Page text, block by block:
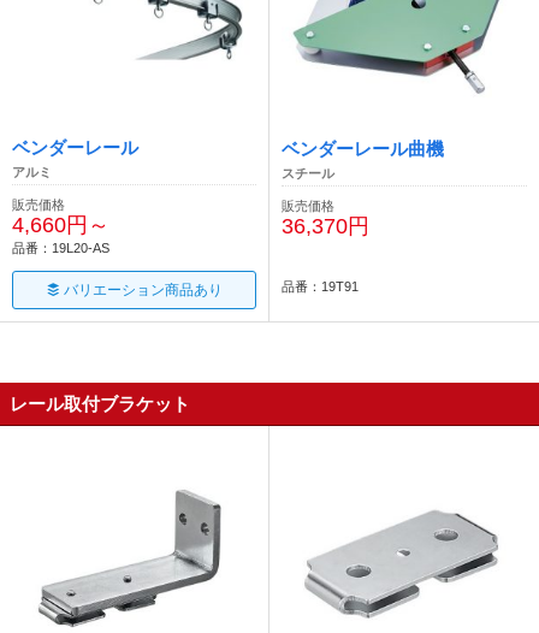
ベンダーレール
アルミ
販売価格
4,660円～
品番：19L20-AS
バリエーション商品あり
ベンダーレール曲機
スチール
販売価格
36,370円
品番：19T91
レール取付ブラケット